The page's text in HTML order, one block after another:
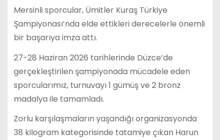
Mersinli sporcular, Ümitler Kuraş Türkiye
Şampiyonası’nda elde ettikleri derecelerle önemli
bir başarıya imza attı.
27-28 Haziran 2026 tarihlerinde Düzce’de
gerçekleştirilen şampiyonada mücadele eden
sporcularımız, turnuvayı 1 gümüş ve 2 bronz
madalya ile tamamladı.
Zorlu karşılaşmaların yaşandığı organizasyonda
38 kilogram kategorisinde tatamiye çıkan Harun